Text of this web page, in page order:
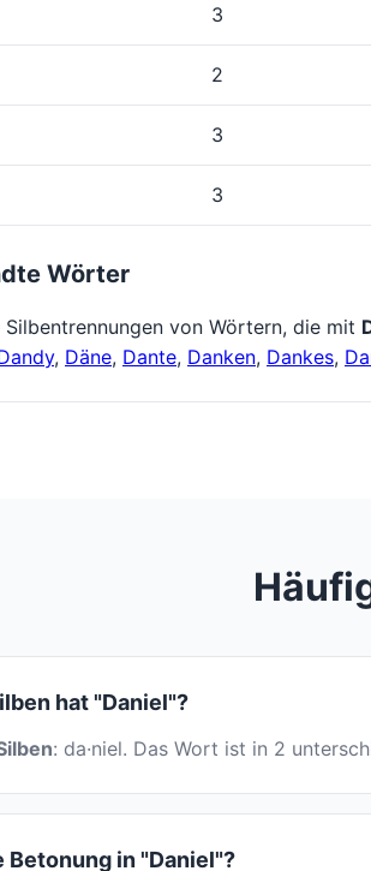
3
2
3
3
Wörter
Silbentrennungen von Wörtern, die mit
, Däne, Dante, Danken, Dankes,
hat "Daniel"?
: da·niel. Das Wort ist in 2
Betonung in "Daniel"?